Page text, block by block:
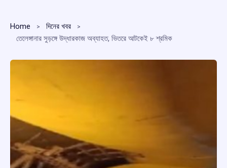
Home
দিনের খবর
তেলেঙ্গানার সুড়ঙ্গে উদ্ধারকাজ অব্যাহত, ভিতরে আটকেই ৮ শ্রমিক